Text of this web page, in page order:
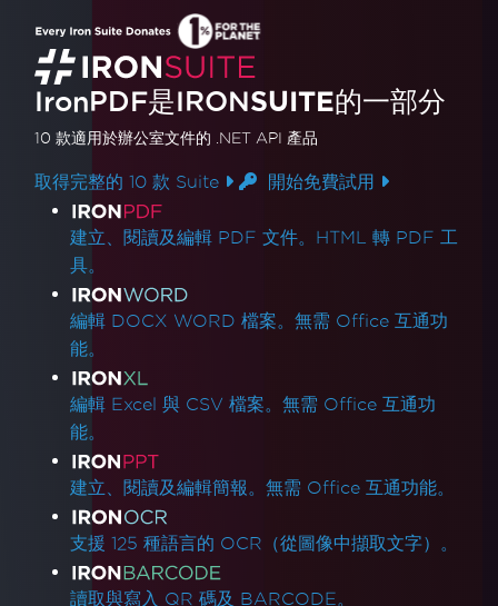
IronPDF是IRONSUITE的一部分
10 款適用於辦公室文件的 .NET API 產品
取得完整的 10 款 Suite 開始免費試用
產品連結
建立、閱讀及編輯 PDF 文件。HTML 轉 PDF 工
具。
編輯 DOCX WORD 檔案。無需 Office 互通功
能。
編輯 Excel 與 CSV 檔案。無需 Office 互通功
能。
建立、閱讀及編輯簡報。無需 Office 互通功能。
支援 125 種語言的 OCR（從圖像中擷取文字）。
讀取與寫入 QR 碼及 BARCODE。